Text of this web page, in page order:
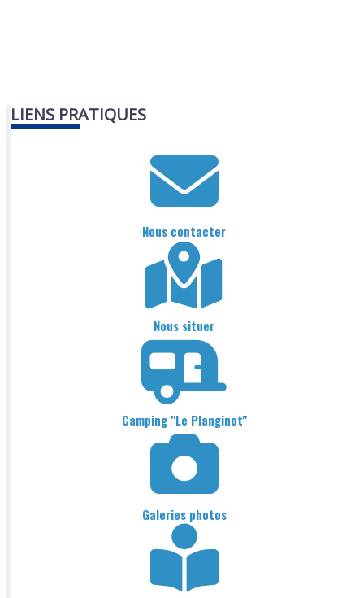
LIENS PRATIQUES
Nous contacter
Nous situer
Camping "Le Planginot"
Galeries photos